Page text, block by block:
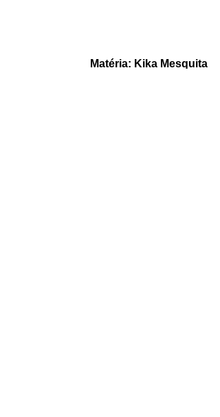
Matéria: Kika Mesquita